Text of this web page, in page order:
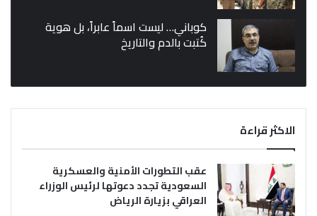
كوباني… ليست اسماً عابراً، بل هوية
كُتبت بالدم والتاريخ
الاكثر قراءة
عقب التطورات الأمنية والعسكرية
السعودية تجدد دعوتها لرئيس الوزراء
العراقي بزيارة الرياض